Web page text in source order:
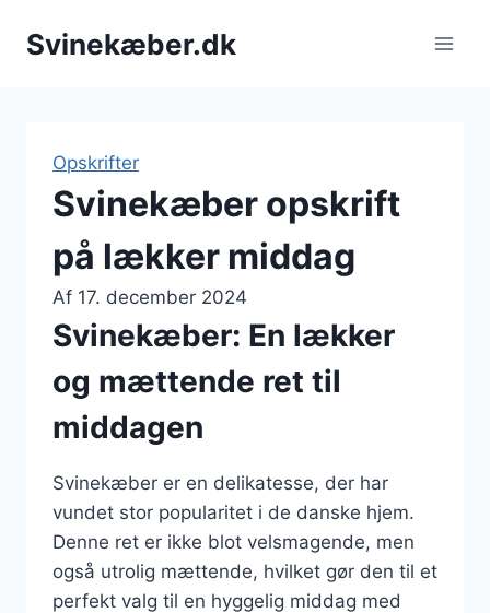
Svinekæber.dk
Opskrifter
Svinekæber opskrift
på lækker middag
Af 17. december 2024
Svinekæber: En lækker
og mættende ret til
middagen
Svinekæber er en delikatesse, der har
vundet stor popularitet i de danske hjem.
Denne ret er ikke blot velsmagende, men
også utrolig mættende, hvilket gør den til et
perfekt valg til en hyggelig middag med